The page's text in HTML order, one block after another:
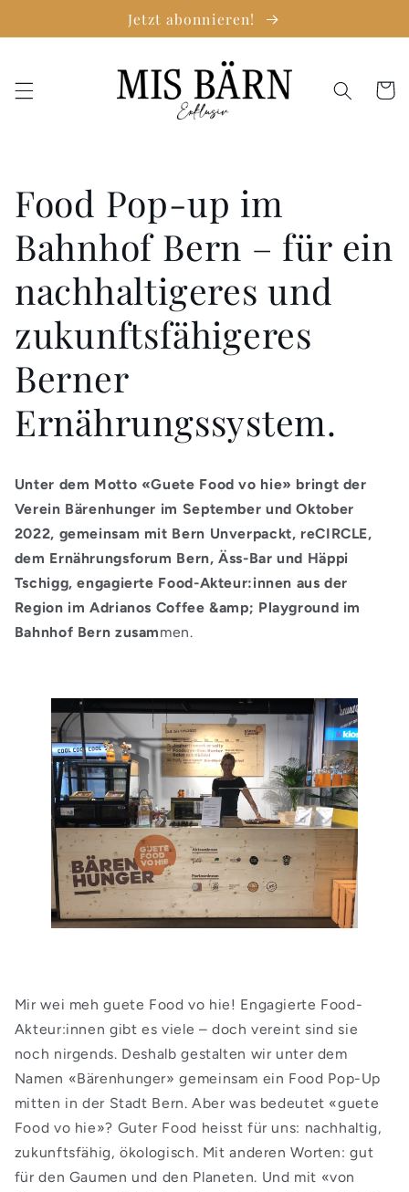
Inhalt
Jetzt abonnieren!
Food Pop-up im
Bahnhof Bern – für ein
nachhaltigeres und
zukunftsfähigeres
Berner
Ernährungssystem.
Unter dem Motto «Guete Food vo hie» bringt der
Verein Bärenhunger im September und Oktober
2022, gemeinsam mit Bern Unverpackt, reCIRCLE,
dem Ernährungsforum Bern, Äss-Bar und Häppi
Tschigg, engagierte Food-Akteur:innen aus der
Region im Adrianos Coffee &amp; Playground im
Bahnhof Bern zusammen.
Mir wei meh guete Food vo hie! Engagierte Food-
Akteur:innen gibt es viele – doch vereint sind sie
noch nirgends. Deshalb gestalten wir unter dem
Namen «Bärenhunger» gemeinsam ein Food Pop-Up
mitten in der Stadt Bern. Aber was bedeutet «guete
Food vo hie»? Guter Food heisst für uns: nachhaltig,
zukunftsfähig, ökologisch. Mit anderen Worten: gut
für den Gaumen und den Planeten. Und mit «von